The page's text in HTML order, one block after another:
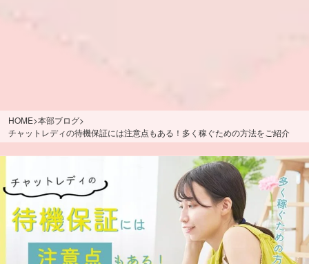
HOME>本部ブログ>
チャットレディの待機保証には注意点もある！多く稼ぐための方法をご紹介